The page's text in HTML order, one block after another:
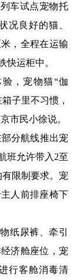
车试点宠物托
况良好的猫、
，全程在运输
快运柜中。
，宠物猫“伽
子里不习惯，
市民小徐说。
分航线推出宠
班允许带入2至
限制要求。宠
人前排座椅下
纸尿裤、牵引
济舱座位，宠
行客舱消毒清